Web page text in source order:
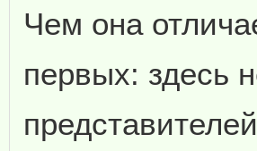
Чем она
первых: здесь